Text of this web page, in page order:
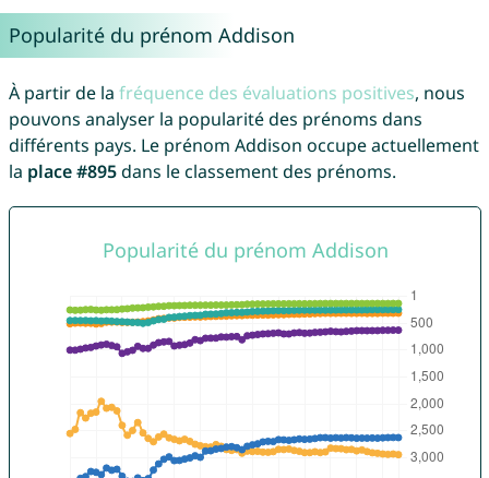
Popularité du prénom Addison
À partir de la fréquence des évaluations positives, nous
pouvons analyser la popularité des prénoms dans
différents pays. Le prénom Addison occupe actuellement
la place #895dans le classement des prénoms.